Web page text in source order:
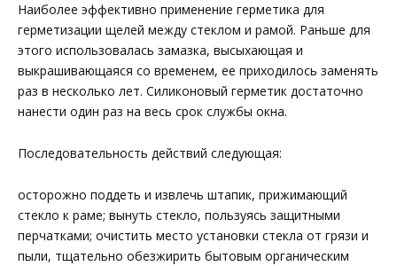
Наиболее эффективно применение герметика для
герметизации щелей между стеклом и рамой. Раньше для
этого использовалась замазка, высыхающая и
выкрашивающаяся со временем, ее приходилось заменять
раз в несколько лет. Силиконовый герметик достаточно
нанести один раз на весь срок службы окна.
Последовательность действий следующая:
осторожно поддеть и извлечь штапик, прижимающий
стекло к раме; вынуть стекло, пользуясь защитными
перчатками; очистить место установки стекла от грязи и
пыли, тщательно обезжирить бытовым органическим